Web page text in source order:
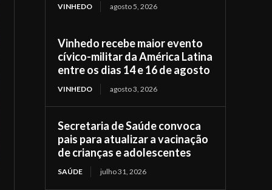
VINHEDO agosto 5, 2026
Vinhedo recebe maior evento
cívico-militar da América Latina
entre os dias 14 e 16 de agosto
VINHEDO agosto 3, 2026
Secretaria de Saúde convoca
pais para atualizar a vacinação
de crianças e adolescentes
SAÚDE julho 31, 2026